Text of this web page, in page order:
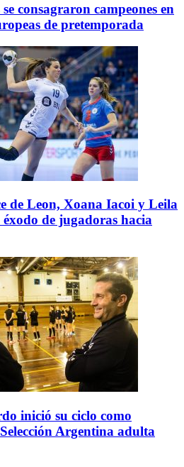
consagraron campeones en
de pretemporada
de Leon, Xoana Iacoi y Leila
de jugadoras hacia
inició su ciclo como
Argentina adulta